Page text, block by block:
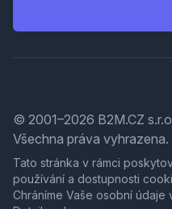
© 2001–2026 B2M.CZ
Všechna práva vyhrazena.
Tato stránka v rámci
používání a dostupnosti
Chráníme Vaše osobní údaje